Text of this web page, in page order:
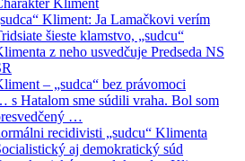
Kliment: Ja Lamačkovi verím
šieste klamstvo, „sudcu“
z neho usvedčuje Predseda NS
– „sudca“ bez právomoci
s Hatalom sme súdili vraha. Bol som
…
recidivisti „sudcu“ Klimenta
aj demokratický súd